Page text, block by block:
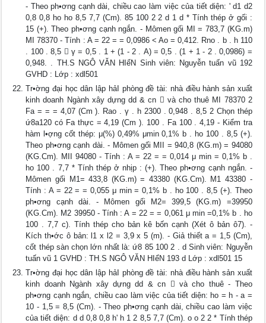
- Theo ph•ơng cạnh dài, chiều cao làm việc của tiết diện: ' d1 d2
0,8 0,8 ho ho 8,5 7,7 (Cm). 85 100 2 2 d 1 d * Tính thép ở gối :
15 (+). Theo ph•ơng cạnh ngắn. - Mômen gối MI = 783,7 (KG.m)
MI 78370 - Tính : A = 22 = = 0,0986 < Ao = 0,412. Rno . b . h 110
. 100 . 8,5  γ = 0,5 . 1 + (1 - 2 . A) = 0,5 . (1 + 1 - 2 . 0,0986) =
0,948. . TH.S NGÔ VĂN HIểN Sinh viên: Nguyễn tuấn vũ 192
GVHD : Lớp : xdl501
Tr•ờng đại học dân lập hảI phòng đề tài: nhà điều hành sản xuất
kinh doanh Ngành xây dựng dd & cn  và cho thuê MI 78370 2
Fa = = = 4,07 (Cm ). Rao . γ . h 2300 . 0,948 . 8,5 2 Chọn thép
ứ8a120 có Fa thực = 4,19 (Cm ). 100 . Fa 100 . 4,19 - Kiểm tra
hàm l•ợng cốt thép: μ(%) 0,49% μmin 0,1% b . ho 100 . 8,5 (+).
Theo ph•ơng cạnh dài. - Mômen gối MII = 940,8 (KG.m) = 94080
(KG.Cm). MII 94080 - Tính : A = 22 = = 0,014 μ min = 0,1% b .
ho 100 . 7,7 * Tính thép ở nhịp : (+). Theo ph•ơng cạnh ngắn. -
Mômen gối M1= 433,8 (KG.m) = 43380 (KG.Cm). M1 43380 -
Tính : A = 22 = = 0,055 μ min = 0,1% b . ho 100 . 8,5 (+). Theo
ph•ơng cạnh dài. - Mômen gối M2= 399,5 (KG.m) =39950
(KG.Cm). M2 39950 - Tính : A = 22 = = 0,061 μ min =0,1% b . ho
100 . 7,7 c). Tính thép cho bản kê bốn cạnh (Xét ô bản ô7). -
Kích th•ớc ô bản: l1 x l2 = 3,9 x 5 (m). - Giả thiết a = 1,5 (Cm),
cốt thép sàn chọn lớn nhất là: ứ8 85 100 2 . d Sinh viên: Nguyễn
tuấn vũ 1 GVHD : TH.S NGÔ VĂN HIểN 193 d Lớp : xdl501 15
Tr•ờng đại học dân lập hảI phòng đề tài: nhà điều hành sản xuất
kinh doanh Ngành xây dựng dd & cn  và cho thuê - Theo
ph•ơng cạnh ngắn, chiều cao làm việc của tiết diện: ho = h - a =
10 - 1,5 = 8,5 (Cm). - Theo ph•ơng cạnh dài, chiều cao làm việc
của tiết diện: d d 0,8 0,8 h' h 1 2 8,5 7,7 (Cm). o o 2 2 * Tính thép